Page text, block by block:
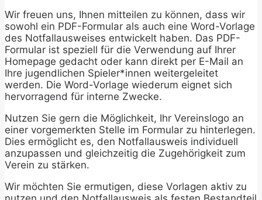
Wir freuen uns, Ihnen mitteilen zu können, dass wir
sowohl ein PDF-Formular als auch eine Word-Vorlage
des Notfallausweises entwickelt haben. Das PDF-
Formular ist speziell für die Verwendung auf Ihrer
Homepage gedacht oder kann direkt per E-Mail an
Ihre jugendlichen Spieler*innen weitergeleitet
werden. Die Word-Vorlage wiederum eignet sich
hervorragend für interne Zwecke.
Nutzen Sie gern die Möglichkeit, Ihr Vereinslogo an
einer vorgemerkten Stelle im Formular zu hinterlegen.
Dies ermöglicht es, den Notfallausweis individuell
anzupassen und gleichzeitig die Zugehörigkeit zum
Verein zu stärken.
Wir möchten Sie ermutigen, diese Vorlagen aktiv zu